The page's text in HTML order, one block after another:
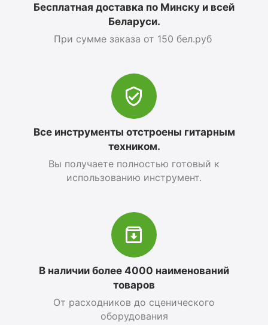
Бесплатная доставка по Минску и всей
Беларуси.
При сумме заказа от 150 бел.руб
Все инструменты отстроены гитарным
техником.
Вы получаете полностью готовый к
использованию инструмент.
В наличии более 4000 наименований
товаров
От расходников до сценического
оборудования